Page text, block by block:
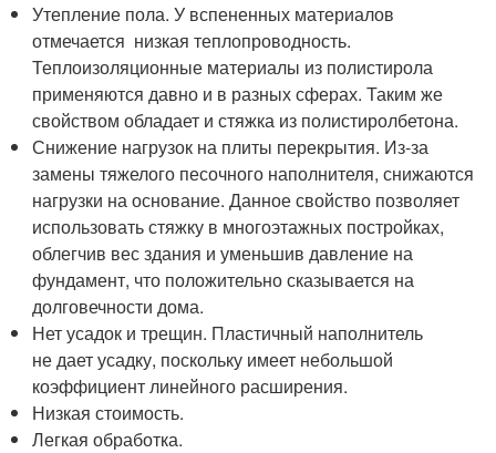
Утепление пола. У вспененных материалов
отмечается низкая теплопроводность.
Теплоизоляционные материалы из полистирола
применяются давно и в разных сферах. Таким же
свойством обладает и стяжка из полистиролбетона.
Снижение нагрузок на плиты перекрытия. Из-за
замены тяжелого песочного наполнителя, снижаются
нагрузки на основание. Данное свойство позволяет
использовать стяжку в многоэтажных постройках,
облегчив вес здания и уменьшив давление на
фундамент, что положительно сказывается на
долговечности дома.
Нет усадок и трещин. Пластичный наполнитель
не дает усадку, поскольку имеет небольшой
коэффициент линейного расширения.
Низкая стоимость.
Легкая обработка.